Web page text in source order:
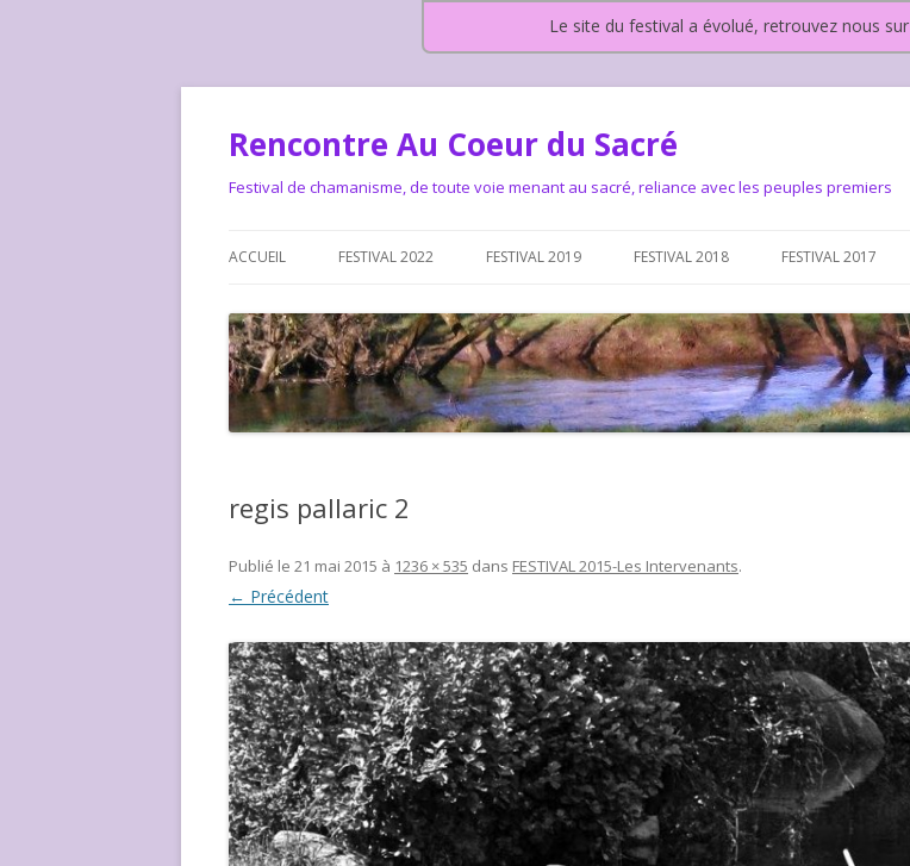
Le site du festival a évolué, retrouvez nous sur
Rencontre Au Coeur du Sacré
Festival de chamanisme, de toute voie menant au sacré, reliance avec les peuples premiers
ACCUEIL
LA CHARTE DU FESTIVAL
LE FESTIVAL DEPUIS 2015 – QUI
SOMMES-NOUS ?
LE FESTIVAL DEPUIS 2015…OU
ALLONS-NOUS ?
FESTIVAL 2022 FESTIVAL 2019 FESTIVAL 2018 FESTIVAL 2017
regis pallaric 2
Publié le 21 mai 2015 à 1236 × 535 dans FESTIVAL 2015-Les Intervenants.
← Précédent